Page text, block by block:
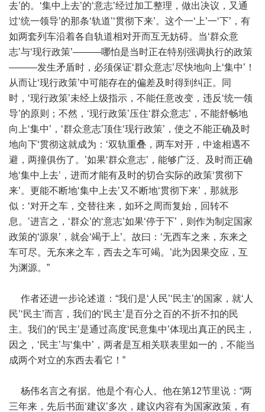
去’的。‘集中上去’的‘意志’经过加工整理，做出决议，又通
过‘统一领导’的那条‘轨道’‘贯彻下来’。这个一‘上’一‘下’，有
如两套列车沿着各自轨道相对开而互无妨碍。当‘群众意
志’与‘现行政策’———哪怕是当时正在特别强调执行的政策
———发生矛盾时，必须保证‘群众意志’尽快地向上‘集中’！
从而让‘现行政策’中可能存在的偏差及时得到纠正。同
时，‘现行政策’未经上级指示，不能任意改变，违反‘统一领
导’的原则；不然，‘现行政策’压住‘群众意志’，不能舒畅地
向上‘集中’，‘群众意志’顶住‘现行政策’，使之不能正确及时
地向下‘贯彻这就成为：‘双轨重叠，两车对开，中途相遇不
避，两撞俱伤了。’如果‘群众意志’，能够广泛、及时而正确
地‘集中上去’，进而才能有及时的切合实际的政策‘贯彻下
来’。更能不断地‘集中上去’又不断地‘贯彻下来’，那就形
似：‘对开之车，交替往来，如环之周而复始，回转不
息。’进言之，‘群众’的‘意志’如果‘停于下’，则作为制定国家
政策的‘源泉’，就会‘竭于上’。故曰：‘无西车之来，东来之
车可尽。无东来之车，西去之车可竭。’此为因果交应，互
为渊源。”
作者还进一步论述道：“我们是‘人民’‘民主’的国家，就‘人
民’‘民主’而言，我们的‘民主’是百分之百的不折不扣的民
主。我们的‘民主’是通过高度‘民意集中’体现出真正的民主，
因之，‘民主’与‘集中’，两者是互相关联表里如一的，不能当
成两个对立的东西去看它！”
杨伟名言之有据。他是个有心人。他在第12节里说：“两
三年来，先后书面‘建议’多次，建议内容有为国家政策，有